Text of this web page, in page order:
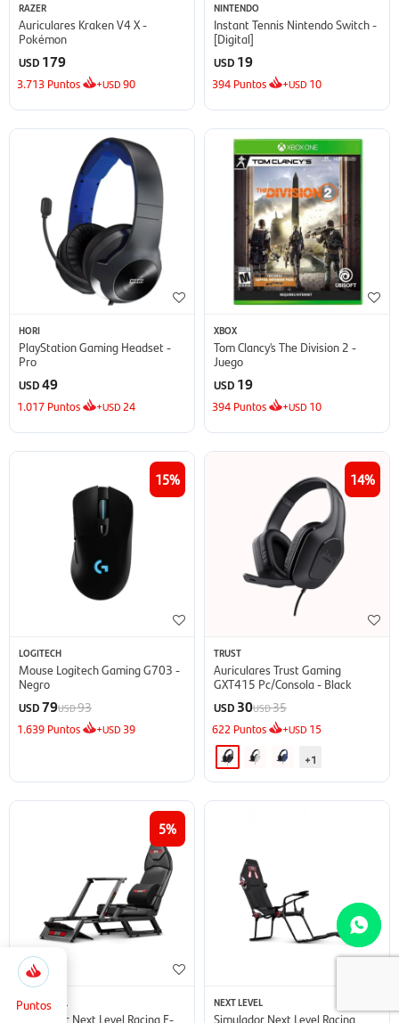
Puntos
de puntos
RAZER
Auriculares Kraken V4 X -
Pokémon
USD 179
3.713 Puntos +USD90
NINTENDO
Instant Tennis Nintendo Switch -
[Digital]
USD 19
394 Puntos +USD 10
HORI
PlayStation Gaming Headset -
Pro
USD49
1.017 Puntos +USD24
XBOX
Tom Clancy's The Division 2 -
Juego
USD 19
394 Puntos +USD 10
15
LOGITECH
Mouse Logitech Gaming G703 -
Negro
USD79USD93
1.639 Puntos +USD39
14
TRUST
Auriculares Trust Gaming
GXT415 Pc/Consola - Black
USD 30USD35
622 Puntos +USD 15
+1
5
NEXT LEVEL
Simulador Next Level Racing F-
NEXT LEVEL
Simulador Next Level Racing